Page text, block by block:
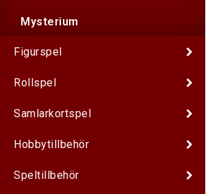
Mysterium
Figurspel
Rollspel
Samlarkortspel
Hobbytillbehör
Speltillbehör